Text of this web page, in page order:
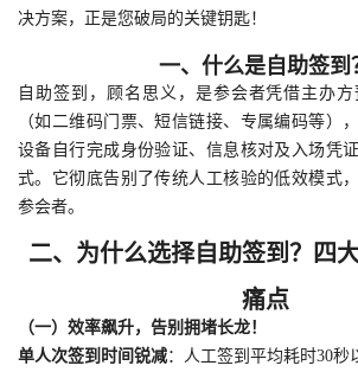
决方案，正是您破局的关键钥匙！
一、什么是自助签到
自助签到，顾名思义，是参会者凭借主办
（如二维码门票、短信链接、专属编码等）
设备自行完成身份验证、信息核对及入场凭
式。它彻底告别了传统人工核验的低效模式
参会者。
二、为什么选择自助签到？四
痛点
（一）效率飙升，告别拥堵长龙！
单人次签到时间锐减：人工签到平均耗时30秒